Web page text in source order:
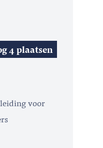
4 plaatsen
voor